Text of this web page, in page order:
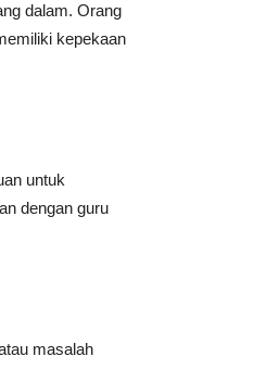
dalam. Orang
kepekaan
untuk
dengan guru
masalah